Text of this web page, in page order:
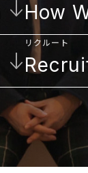
How
リクルート